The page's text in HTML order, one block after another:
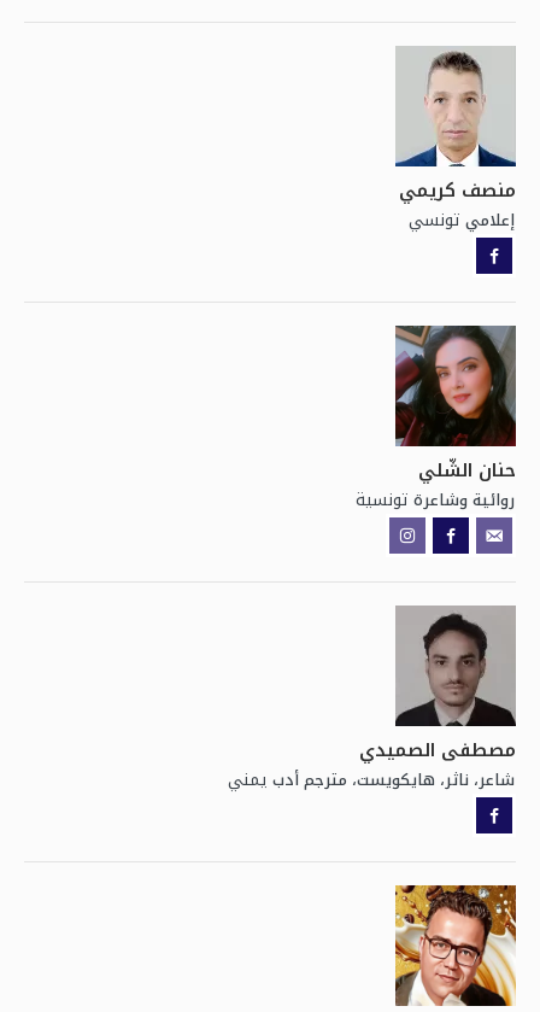
منصف كريمي
إعلامي تونسي
حنان الشّلي
روائية وشاعرة تونسية
مصطفى الصميدي
شاعر، ناثر، هايكويست، مترجم أدب يمني